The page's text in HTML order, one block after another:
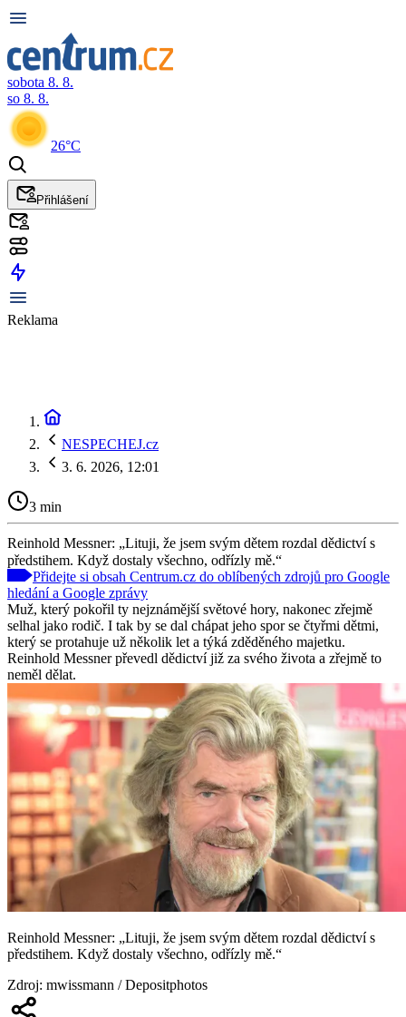
sobota 8. 8.
so 8. 8.
26°C
Přihlášení
Reklama
NESPECHEJ.cz
3. 6. 2026, 12:01
3 min
Reinhold Messner: „Lituji, že jsem svým dětem rozdal dědictví s
předstihem. Když dostaly všechno, odřízly mě.“
Přidejte si obsah Centrum.cz do oblíbených zdrojů pro Google
hledání a Google zprávy
Muž, který pokořil ty nejznámější světové hory, nakonec zřejmě
selhal jako rodič. I tak by se dal chápat jeho spor se čtyřmi dětmi,
který se protahuje už několik let a týká zděděného majetku.
Reinhold Messner převedl dědictví již za svého života a zřejmě to
neměl dělat.
Reinhold Messner: „Lituji, že jsem svým dětem rozdal dědictví s
předstihem. Když dostaly všechno, odřízly mě.“
Zdroj: mwissmann / Depositphotos